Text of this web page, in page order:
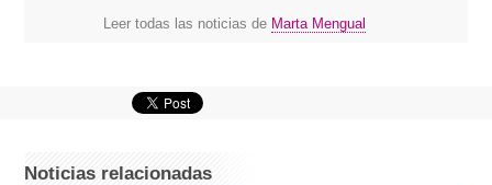
Leer todas las noticias de Marta Mengual
Noticias relacionadas